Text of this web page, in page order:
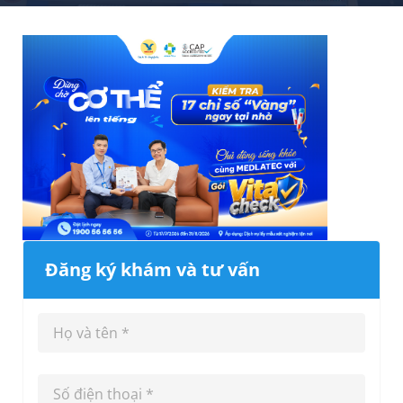
Đăng ký khám và tư vấn